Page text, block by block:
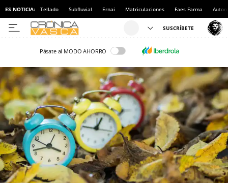
ES NOTICIA: Tellado Subfluvial Ernai Matriculaciones Faes Farma
Pásate al MODO AHORRO